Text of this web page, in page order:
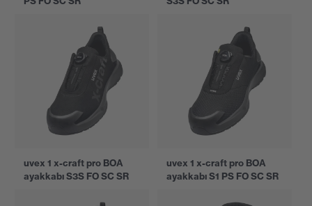
uvex 1 x-craft pro BOA
ayakkabı S3S FO SC SR
uvex 1 x-craft pro BOA
ayakkabı S1 PS FO SC SR